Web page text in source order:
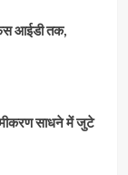
आईडी तक,
साधने में जुटे